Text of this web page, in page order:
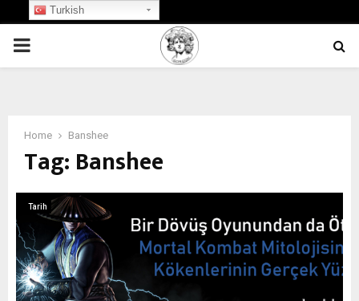
PRIMARY
Home Banshee
Tag: Banshee
Tarih
Turkish